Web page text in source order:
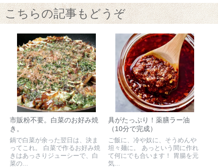
こちらの記事もどうぞ
市販粉不要。白菜のお好み焼
き。
鍋で白菜が余った翌日は、決ま
ってこれ。 白菜で作るお好み焼
きはあっさりジューシーで、白
菜の...
具がたっぷり！薬膳ラー油
（10分で完成）
ご飯に、冷や奴に、そうめんや
坦々麺に。 あっという間に作れ
て何にでも合います！ 胃腸を元
気...